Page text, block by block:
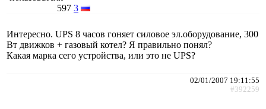
597 3
Интересно. UPS 8 часов гоняет силовое эл.оборудование, 300
Вт движков + газовый котел? Я правильно понял?
Какая марка сего устройства, или это не UPS?
02/01/2007 19:11:55
#392259